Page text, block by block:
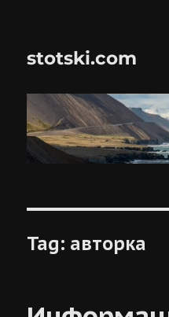
stotski.com
Tag: авторка